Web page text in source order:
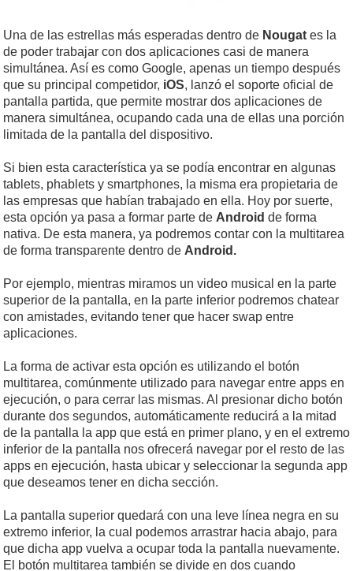
Una de las estrellas más esperadas dentro de Nougat es la
de poder trabajar con dos aplicaciones casi de manera
simultánea. Así es como Google, apenas un tiempo después
que su principal competidor, iOS, lanzó el soporte oficial de
pantalla partida, que permite mostrar dos aplicaciones de
manera simultánea, ocupando cada una de ellas una porción
limitada de la pantalla del dispositivo.
Si bien esta característica ya se podía encontrar en algunas
tablets, phablets y smartphones, la misma era propietaria de
las empresas que habían trabajado en ella. Hoy por suerte,
esta opción ya pasa a formar parte de Android de forma
nativa. De esta manera, ya podremos contar con la multitarea
de forma transparente dentro de Android.
Por ejemplo, mientras miramos un video musical en la parte
superior de la pantalla, en la parte inferior podremos chatear
con amistades, evitando tener que hacer swap entre
aplicaciones.
La forma de activar esta opción es utilizando el botón
multitarea, comúnmente utilizado para navegar entre apps en
ejecución, o para cerrar las mismas. Al presionar dicho botón
durante dos segundos, automáticamente reducirá a la mitad
de la pantalla la app que está en primer plano, y en el extremo
inferior de la pantalla nos ofrecerá navegar por el resto de las
apps en ejecución, hasta ubicar y seleccionar la segunda app
que deseamos tener en dicha sección.
La pantalla superior quedará con una leve línea negra en su
extremo inferior, la cual podemos arrastrar hacia abajo, para
que dicha app vuelva a ocupar toda la pantalla nuevamente.
El botón multitarea también se divide en dos cuando